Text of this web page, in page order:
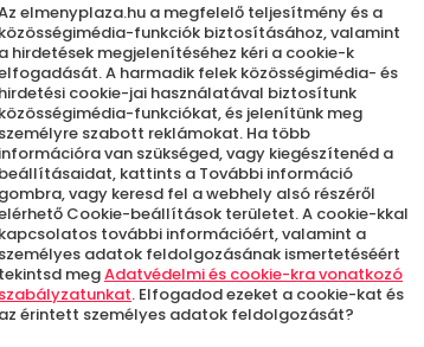
között izgalmasnál
töltött hétvége az, amit meg
élményekkel nem lőhetsz mellé!
elmenyplaza.hu a megfelelő teljesítmény és a
közösségimédia-funkciók biztosításához, valamint
a hirdetések megjelenítéséhez kéri a cookie-k
A harmadik felek közösségimédia- és
hirdetési cookie-jai használatával biztosítunk
közösségimédia-funkciókat, és jelenítünk meg
személyre szabott reklámokat. Ha több
információra van szükséged, vagy kiegészítenéd a
beállításaidat, kattints a További információ
gombra, vagy keresd fel a webhely alsó részéről
Cookie-beállítások területet. A cookie-kkal
kapcsolatos további információért, valamint a
személyes adatok feldolgozásának ismertetéséért
tekintsd megAdatvédelmi és cookie-kra vonatkozó
szabályzatunkat. Elfogadod ezeket a cookie-kat és
az érintett személyes adatok feldolgozását?